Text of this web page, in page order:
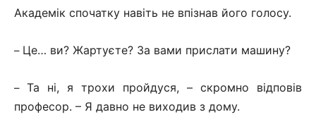
Академік спочатку навіть не впізнав його голосу.
– Це… ви? Жартуєте? За вами прислати машину?
– Та ні, я трохи пройдуся, – скромно відповів
професор. – Я давно не виходив з дому.